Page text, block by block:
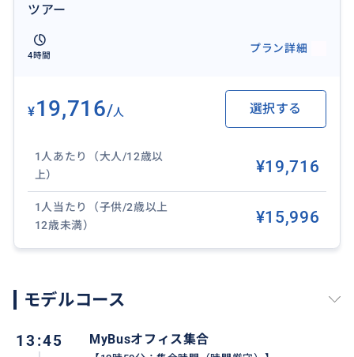
ーズに入場できます。限られた時間を有効に使い、快適
に観光を楽しめます。
ツアー
4時間
プラン詳細
¥19,716/人 選択する
1人あたり（大人/12歳以
上）
¥19,716
1人当たり（子供/2歳以上
12歳未満）
¥15,996
モデルコース
13:45 MyBusオフィス集合